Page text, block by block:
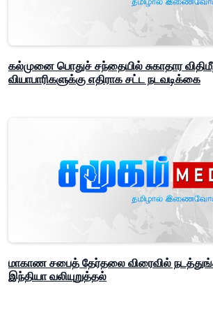
கல்முனை பொதுச் சந்தையில் சுகாதார
வியாபாரிகளுக்கு எதிராக சட்ட நடவடிக்கை
மாகாண சபைத் தேர்தலை விரைவில்
இந்தியா வலியுறுத்தல்